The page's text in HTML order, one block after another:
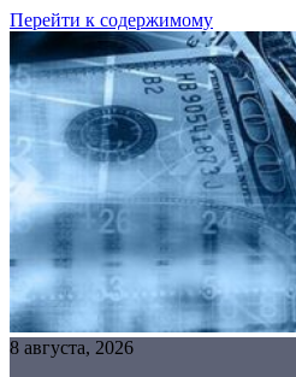
Перейти к содержимому
8 августа, 2026